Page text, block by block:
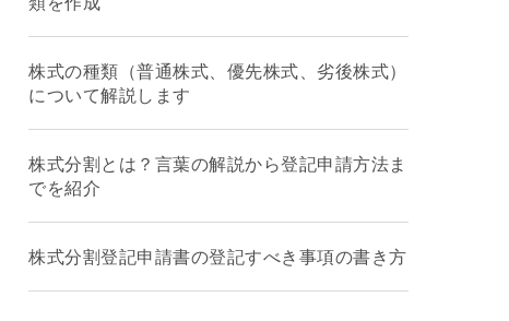
株式の種類（普通株式、優先株式、劣後株式）
について解説します
株式分割とは？言葉の解説から登記申請方法ま
でを紹介
株式分割登記申請書の登記すべき事項の書き方